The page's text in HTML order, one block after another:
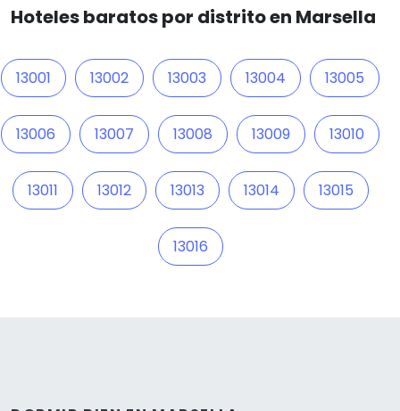
Hoteles baratos por distrito en Marsella
13001 13002 13003 13004 13005
13006 13007 13008 13009 13010
13011 13012 13013 13014 13015
13016